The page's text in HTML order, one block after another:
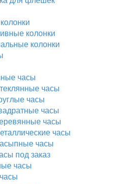
колонки
колонки
часы
часы
часы
часы
часы
часы
часы
под заказ
часы